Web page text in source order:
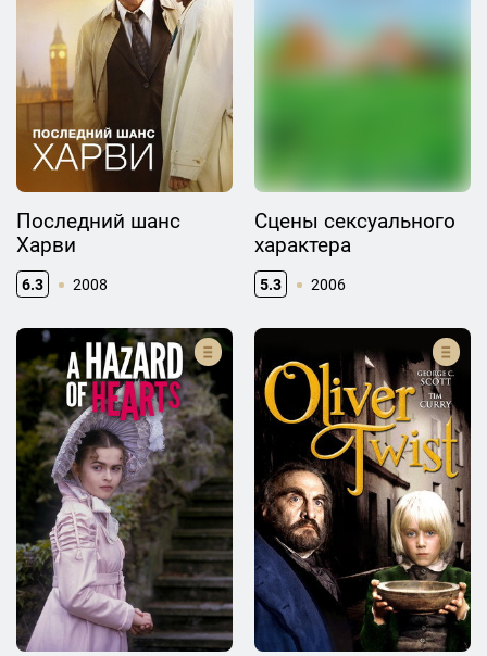
Последний шанс
Харви
6.3 2008
Сцены сексуального
характера
5.3 2006